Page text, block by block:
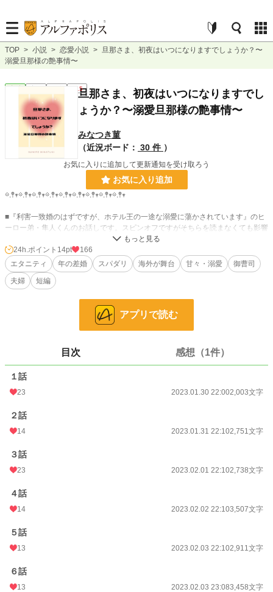
TOP > 小説 > 恋愛小説 > 旦那さま、初夜はいつになりますでしょうか？〜
溺愛旦那様の艶事情〜
R15旦那さま、初夜はいつになりますでし
ょうか？〜溺愛旦那様の艶事情〜
みなつき菫
（近況ボード： 30 件 ）
お気に入りに追加して更新通知を受け取ろう
お気に入り追加
𖡼.𖤣𖥧𖡼.𖤣𖥧𖡼.𖤣𖥧𖡼.𖤣𖥧𖡼.𖤣𖥧𖡼.𖤣𖥧𖡼.𖤣𖥧𖡼.𖤣𖥧𖡼.𖤣𖥧
■『利害一致婚のはずですが、ホテル王の一途な溺愛に蕩かされています』のヒ
ーロー弟・隼人くんのお話しです。スピンオフですがそちらを読まなくても影響
■作品に出てくる企業団体はすべて妄想のフィクションです。
𖡼.𖤣𖥧𖡼.𖤣𖥧𖡼.𖤣𖥧𖡼.𖤣𖥧𖡼.𖤣𖥧𖡼.𖤣𖥧𖡼.𖤣𖥧𖡼.𖤣𖥧𖡼.𖤣𖥧
♡マンハッタンで暮らす、甘い歳の差新婚夫婦♡
出会って２年、交際して１年
うち３ヶ月は結婚している私たち
大学を出たばかりの年下奥様
香田みな mina kouda――22
『本当は私のこと、子供だと思っていませんか？』
大道寺 隼人 hayato daidouj――32
年上のスパダリ旦那さまのその心は……？
小説
恋愛
お気に入り
24h.ポイント
24h.ポイント 14pt
166
エタニティ
年の差婚 スパダリ 海外が舞台 甘々・溺愛
御曹司
夫婦
短編
アプリで読む
目次 感想（1件）
１話
23 2023.01.30 22:002,003文字
２話
14 2023.01.31 22:102,751文字
３話
23 2023.02.01 22:102,738文字
４話
14 2023.02.02 22:103,507文字
５話
13 2023.02.03 22:102,911文字
６話
13 2023.02.03 23:083,458文字